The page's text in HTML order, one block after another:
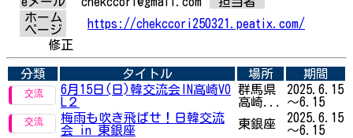
ホーム
ページ
https://chekccori250321.peatix.com/
修正
分類 タイトル 場所
期間
6月15日(日)韓交流会IN高崎VO
L２
群馬県
高崎...
2025.6.15
～6.15
梅雨も吹き飛ばせ！日韓交流
会 in 東銀座
東銀座
2025.6.15
～6.15